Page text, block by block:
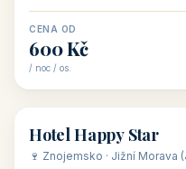
CENA OD
600 Kč
/ noc / os.
🏨 hotel
Hotel Happy Star
🍷 Znojemsko · Jižní Morava